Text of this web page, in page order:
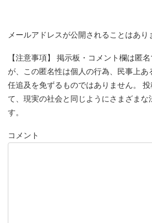
メールアドレスが公開されることはあり
【注意事項】 掲示板・コメント欄は匿
が、この匿名性は個人の行為、民事上あ
任追及を免ずるものではありません。
て、現実の社会と同じようにさまざまな
す。
コメント